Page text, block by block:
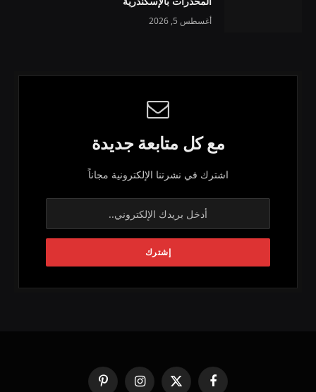
أغسطس 5, 2026
مع كل متابعة جديدة
اشترك في نشرتنا الإلكترونية مجاناً
فيسبوك X الانستغرامبينتيريست